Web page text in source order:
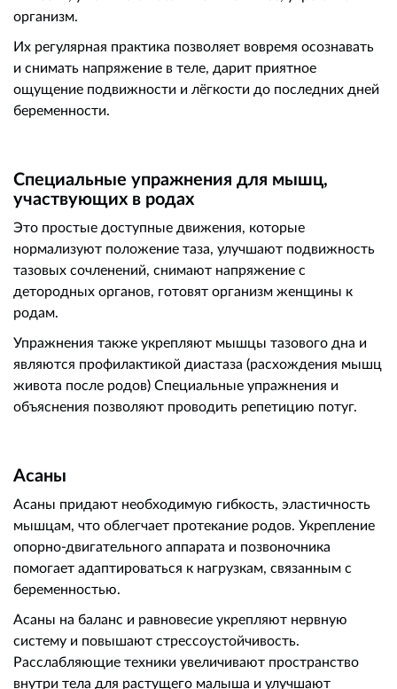
организм.
Их регулярная практика позволяет вовремя осознавать
и снимать напряжение в теле, дарит приятное
ощущение подвижности и лёгкости до последних дней
беременности.
Специальные упражнения для мышц,
участвующих в родах
Это простые доступные движения, которые
нормализуют положение таза, улучшают подвижность
тазовых сочленений, снимают напряжение с
детородных органов, готовят организм женщины к
родам.
Упражнения также укрепляют мышцы тазового дна и
являются профилактикой диастаза (расхождения мышц
живота после родов) Специальные упражнения и
объяснения позволяют проводить репетицию потуг.
Асаны
Асаны придают необходимую гибкость, эластичность
мышцам, что облегчает протекание родов. Укрепление
опорно-двигательного аппарата и позвоночника
помогает адаптироваться к нагрузкам, связанным с
беременностью.
Асаны на баланс и равновесие укрепляют нервную
систему и повышают стрессоустойчивость.
Расслабляющие техники увеличивают пространство
внутри тела для растущего малыша и улучшают